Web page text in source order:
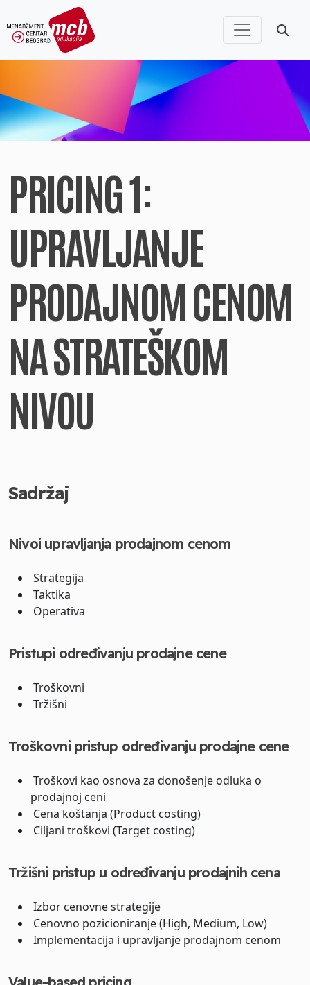
PRICING 1:
UPRAVLJANJE
PRODAJNOM CENOM
NA STRATEŠKOM
NIVOU
Sadržaj
Nivoi upravljanja prodajnom cenom
Strategija
Taktika
Operativa
Pristupi određivanju prodajne cene
Troškovni
Tržišni
Troškovni pristup određivanju prodajne cene
Troškovi kao osnova za donošenje odluka o
prodajnoj ceni
Cena koštanja (Product costing)
Ciljani troškovi (Target costing)
Tržišni pristup u određivanju prodajnih cena
Izbor cenovne strategije
Cenovno pozicioniranje (High, Medium, Low)
Implementacija i upravljanje prodajnom cenom